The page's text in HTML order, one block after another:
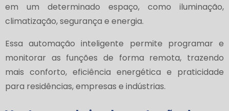
em um determinado espaço, como iluminação,
climatização, segurança e energia.
Essa automação inteligente permite programar e
monitorar as funções de forma remota, trazendo
mais conforto, eficiência energética e praticidade
para residências, empresas e indústrias.